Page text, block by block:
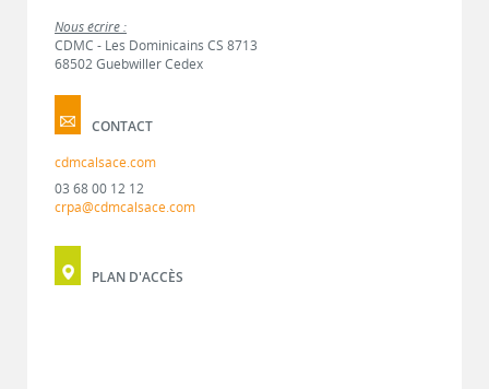
Nous écrire :
CDMC - Les Dominicains CS 8713
68502 Guebwiller Cedex
CONTACT
cdmcalsace.com
03 68 00 12 12
crpa@cdmcalsace.com
PLAN D'ACCÈS